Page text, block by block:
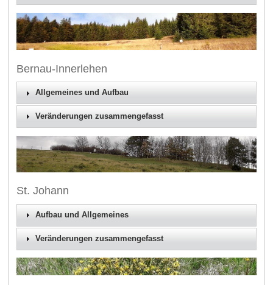
Bernau-Innerlehen
Allgemeines und Aufbau
Veränderungen zusammengefasst
St. Johann
Aufbau und Allgemeines
Veränderungen zusammengefasst